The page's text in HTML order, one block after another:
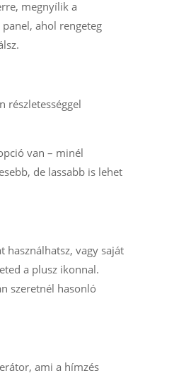
megnyílik a
panel, ahol rengeteg
részletességgel
van – minél
de lassabb is lehet
használhatsz, vagy saját
a plusz ikonnal.
szeretnél hasonló
ami a hímzés